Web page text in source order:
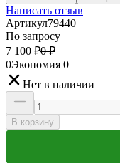
Написать отзыв
Артикул79440
По запросу
7 100 ₽0 ₽
0Экономия 0
Нет в наличии
В корзину